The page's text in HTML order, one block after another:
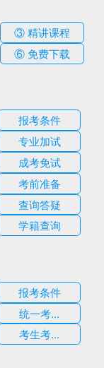
③ 精讲课程
⑥ 免费下载
报考条件
专业加试
成考免试
考前准备
查询答疑
学籍查询
报考条件
统一考...
考生考...